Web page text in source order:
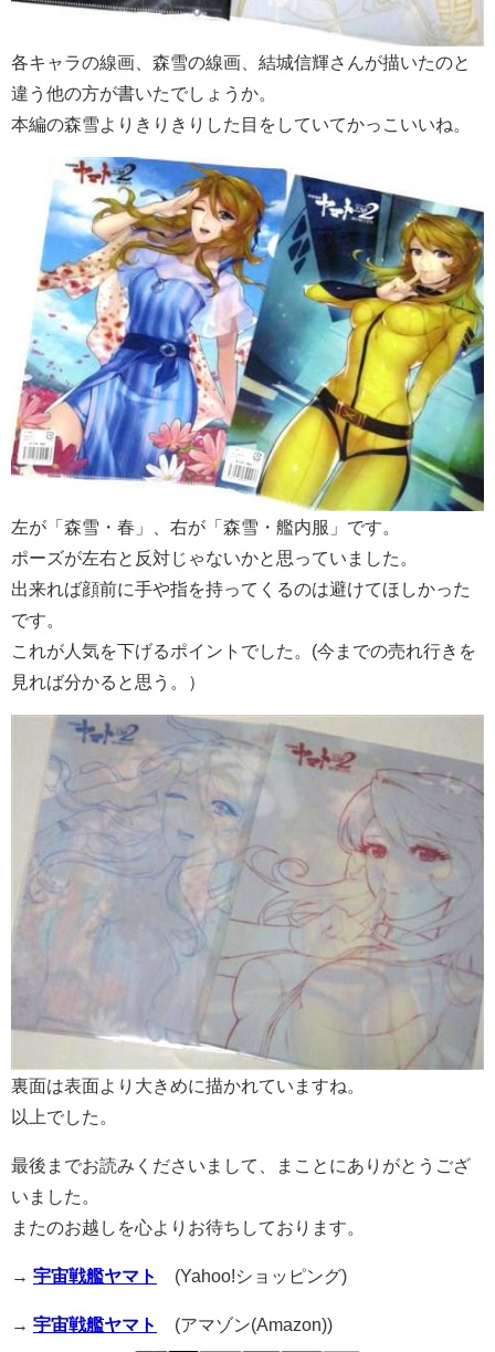
各キャラの線画、森雪の線画、結城信輝さんが描いたのと
違う他の方が書いたでしょうか。
本編の森雪よりきりきりした目をしていてかっこいいね。
左が「森雪・春」、右が「森雪・艦内服」です。
ポーズが左右と反対じゃないかと思っていました。
出来れば顔前に手や指を持ってくるのは避けてほしかった
です。
これが人気を下げるポイントでした。(今までの売れ行きを
見れば分かると思う。）
裏面は表面より大きめに描かれていますね。
以上でした。
最後までお読みくださいまして、まことにありがとうござ
いました。
またのお越しを心よりお待ちしております。
→ 宇宙戦艦ヤマト (Yahoo!ショッピング)
→ 宇宙戦艦ヤマト (アマゾン(Amazon))